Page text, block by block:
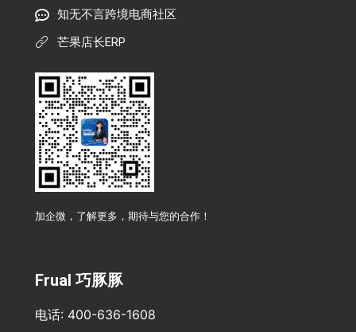
知无不言跨境电商社区
芒果店长ERP
加企微，了解更多，期待与您的合作！
Frual 巧豚豚
电话: 400-636-1608